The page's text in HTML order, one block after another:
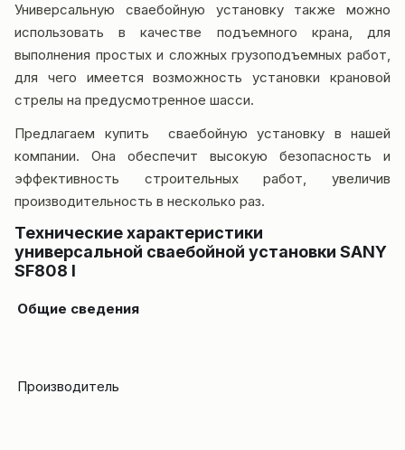
Универсальную сваебойную установку также можно
использовать в качестве подъемного крана, для
выполнения простых и сложных грузоподъемных работ,
для чего имеется возможность установки крановой
стрелы на предусмотренное шасси.
Предлагаем купить сваебойную установку в нашей
компании. Она обеспечит высокую безопасность и
эффективность строительных работ, увеличив
производительность в несколько раз.
Технические характеристики
универсальной сваебойной установки SANY
SF808 I
Общие сведения
Производитель